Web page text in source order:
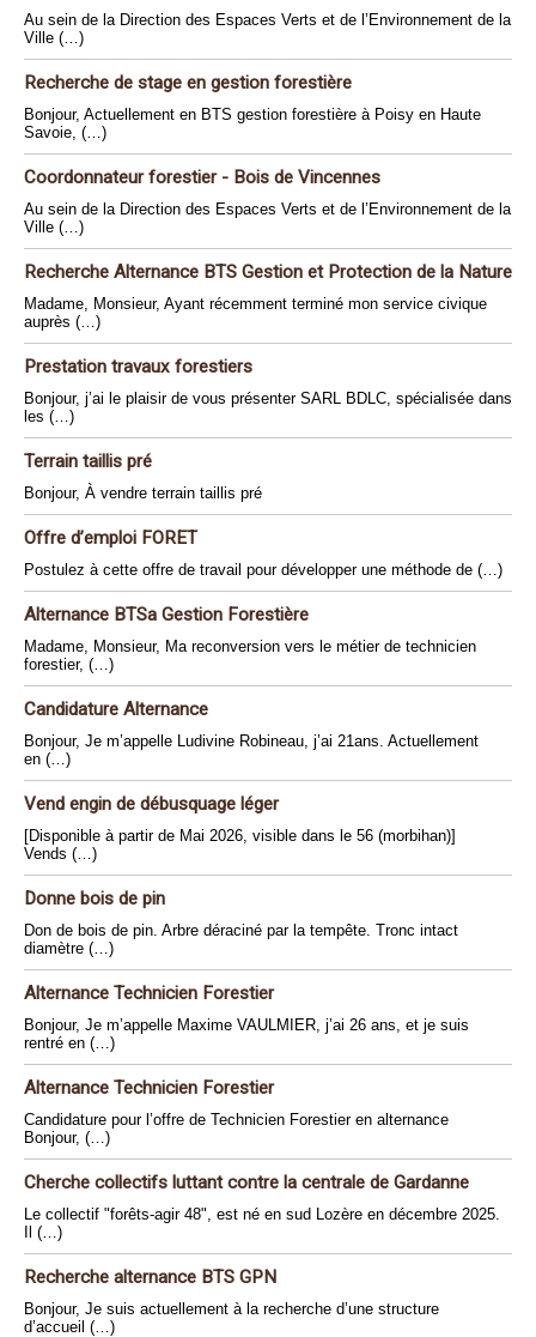
Au sein de la Direction des Espaces Verts et de l’Environnement de la
Ville (…)
Recherche de stage en gestion forestière
Bonjour, Actuellement en BTS gestion forestière à Poisy en Haute
Savoie, (…)
Coordonnateur forestier - Bois de Vincennes
Au sein de la Direction des Espaces Verts et de l’Environnement de la
Ville (…)
Recherche Alternance BTS Gestion et Protection de la Nature
Madame, Monsieur, Ayant récemment terminé mon service civique
auprès (…)
Prestation travaux forestiers
Bonjour, j’ai le plaisir de vous présenter SARL BDLC, spécialisée dans
les (…)
Terrain taillis pré
Bonjour, À vendre terrain taillis pré
Offre d’emploi FORET
Postulez à cette offre de travail pour développer une méthode de (…)
Alternance BTSa Gestion Forestière
Madame, Monsieur, Ma reconversion vers le métier de technicien
forestier, (…)
Candidature Alternance
Bonjour, Je m’appelle Ludivine Robineau, j’ai 21ans. Actuellement
en (…)
Vend engin de débusquage léger
[Disponible à partir de Mai 2026, visible dans le 56 (morbihan)]
Vends (…)
Donne bois de pin
Don de bois de pin. Arbre déraciné par la tempête. Tronc intact
diamètre (…)
Alternance Technicien Forestier
Bonjour, Je m’appelle Maxime VAULMIER, j’ai 26 ans, et je suis
rentré en (…)
Alternance Technicien Forestier
Candidature pour l’offre de Technicien Forestier en alternance
Bonjour, (…)
Cherche collectifs luttant contre la centrale de Gardanne
Le collectif "forêts-agir 48", est né en sud Lozère en décembre 2025.
Il (…)
Recherche alternance BTS GPN
Bonjour, Je suis actuellement à la recherche d’une structure
d’accueil (…)